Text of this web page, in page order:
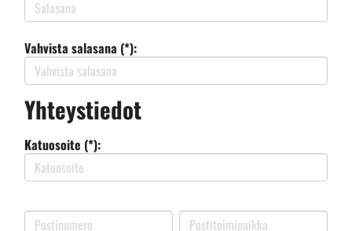
Vahvista salasana (*):
Yhteystiedot
Katuosoite (*):